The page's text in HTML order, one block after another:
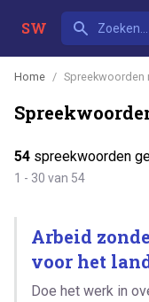
SW
Home Spreekwoorden
54 spreekwoorden
1 - 30 van 54
Arbeid
voor het
Doe het werk in